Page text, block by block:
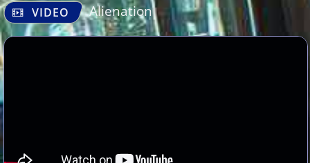
VIDEO Alienation